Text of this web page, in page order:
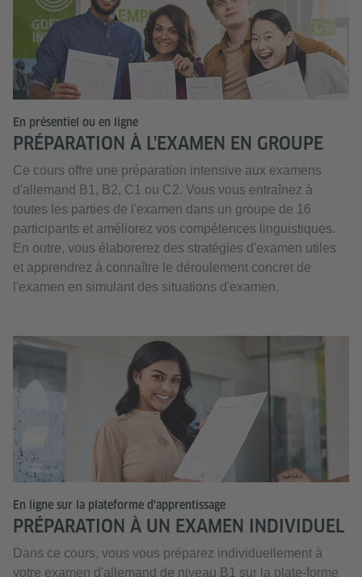
En présentiel ou en ligne
PRÉPARATION À L'EXAMEN EN GROUPE
Ce cours offre une préparation intensive aux examens
d'allemand B1, B2, C1 ou C2. Vous vous entraînez à
toutes les parties de l'examen dans un groupe de 16
participants et améliorez vos compétences linguistiques.
En outre, vous élaborerez des stratégies d'examen utiles
et apprendrez à connaître le déroulement concret de
l'examen en simulant des situations d'examen.
En ligne sur la plateforme d'apprentissage
PRÉPARATION À UN EXAMEN INDIVIDUEL
Dans ce cours, vous vous préparez individuellement à
votre examen d'allemand de niveau B1 sur la plate-forme